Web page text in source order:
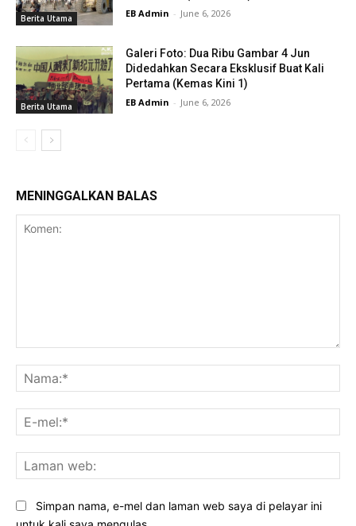
Berita Utama EB Admin - June 6, 2026
Berita Utama
Galeri Foto: Dua Ribu Gambar 4 Jun
Didedahkan Secara Eksklusif Buat Kali
Pertama (Kemas Kini 1)
EB Admin - June 6, 2026
MENINGGALKAN BALAS
Simpan nama, e-mel dan laman web saya di pelayar ini